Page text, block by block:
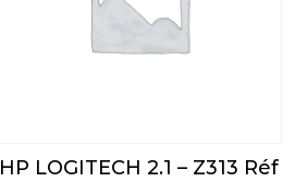
HP LOGITECH 2.1 – Z313 Réf